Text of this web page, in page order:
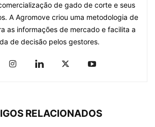
de gado de corte e seus
A Agromove criou uma metodologia de
as informações de mercado e facilita a
de decisão pelos gestores.
RELACIONADOS